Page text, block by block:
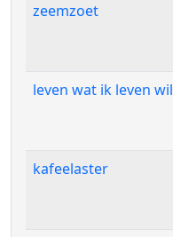
zeemzoet
leven wat ik leven wil
kafeelaster